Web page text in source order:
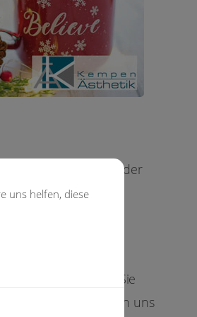
uns helfen, diese
erfüllen möchten oder
wir Sie gerne
wohl in Ihrer Haut
welches Sie
bedanken und freuen uns